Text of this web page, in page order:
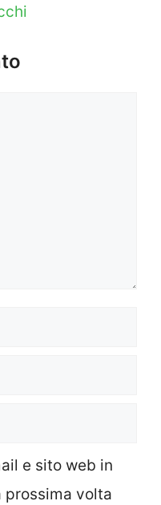
e sito web in
prossima volta